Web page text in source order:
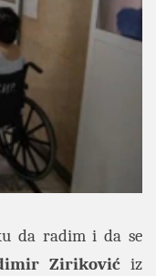
da radim i da se
Ziriković iz